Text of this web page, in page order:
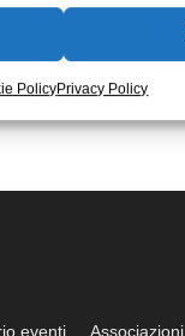
PolicyPrivacy Policy
eventi Associazioni